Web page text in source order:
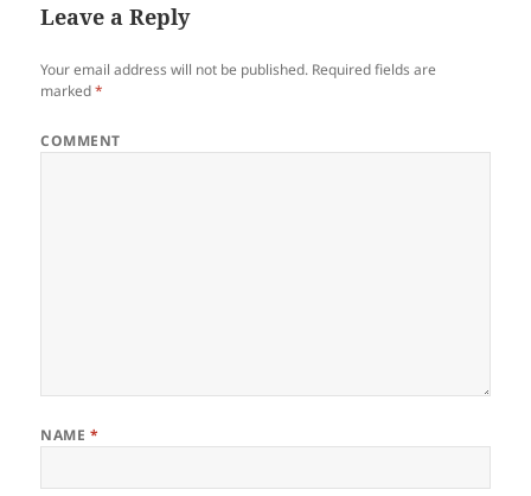
Leave a Reply
Your email address will not be published. Required fields are
marked*
COMMENT
NAME *